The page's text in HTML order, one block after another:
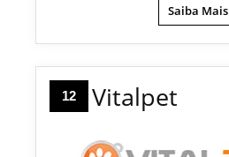
Saiba Mais
12 Vitalpet